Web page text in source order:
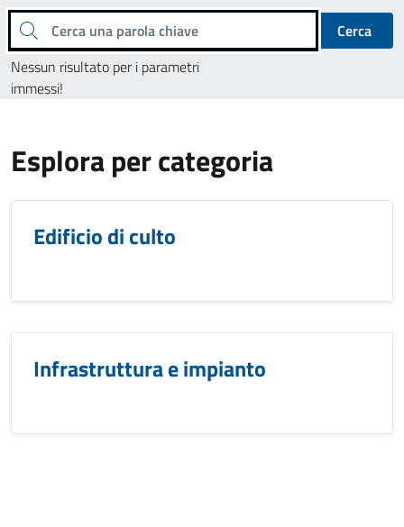
Cerca una parola chiave
Cerca
Nessun risultato per i parametri
immessi!
Esplora per categoria
Edificio di culto
Infrastruttura e impianto